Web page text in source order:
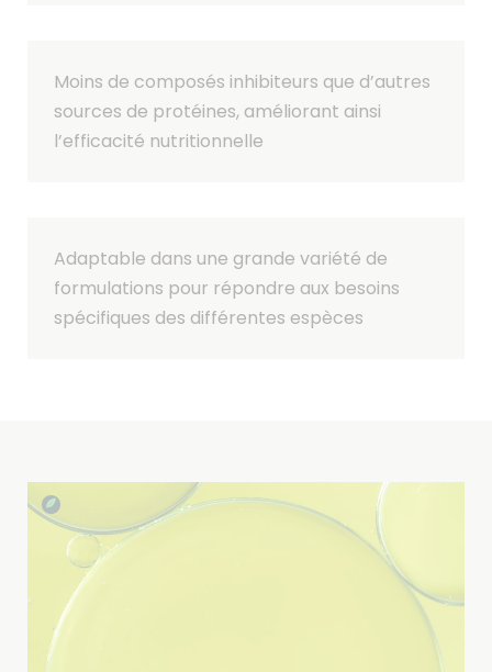
Moins de composés inhibiteurs que d’autres
sources de protéines, améliorant ainsi
l’efficacité nutritionnelle
Adaptable dans une grande variété de
formulations pour répondre aux besoins
spécifiques des différentes espèces